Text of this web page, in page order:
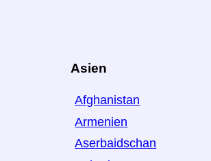
Asien
Afghanistan
Armenien
Aserbaidschan